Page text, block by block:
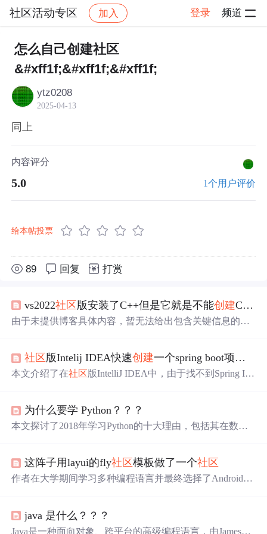
社区活动专区 加入 登录 频道
社区 社区活动专区
怎么自己创建社区
&#xff1f;&#xff1f;&#xff1f;
ytz0208
2025-04-13
同上
内容评分
5.0 1个用户评价
给本帖投票
89 回复 打赏
vs2022社区版安装了C++但是它就是不能创建C++项目？？？？什么情况啊？？？
由于未提供博客具体内容，暂无法给出包含关键信息的摘
社区 版Intelij IDEA快速创建一个spring boot项目（找不到sping Initializer选项）
本文介绍了在社区版IntelliJ IDEA中，由于找不到Spring Init
为什么要学 Python？？？
本文探讨了2018年学习Python的十大理由，包括其在数据
多用途性、职业发展前景和高薪潜力。
这阵子用layui的fly社区模板做了一个社区
作者在大学期间学习多种编程语言并最终选择了Android开
并尝试建立一个开发者
java 是什么？？？
Java是一种面向对象、跨平台的高级编程语言，由JamesGo